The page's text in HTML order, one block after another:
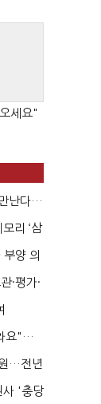
세요"
난다…
리 ‘삼
양 의
·평가·
요"…
…전년
사 '충당